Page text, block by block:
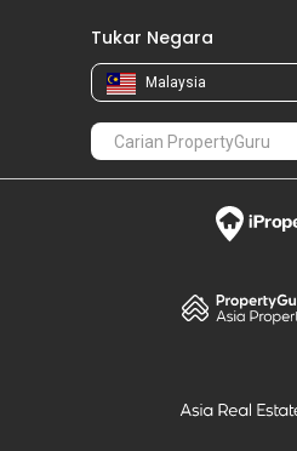
Tukar Negara
Malaysia